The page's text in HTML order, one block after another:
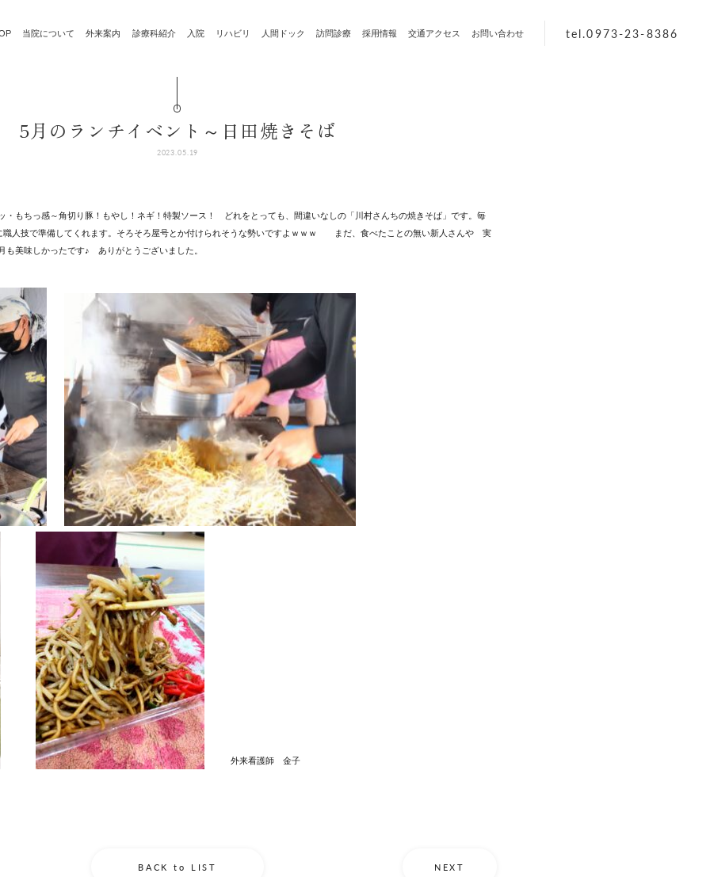
当院について 外来案内 診療科紹介 入院 リハビリ 人間ドック 訪問診療 採用情報 交通アクセス お問い合わせ tel.0973-23-8386
5月のランチイベント～日田焼きそば
2023.05.19
もちっ感～角切り豚！もやし！ネギ！特製ソース！ どれをとっても、間違いなしの「川村さんちの焼きそば」です。毎
人技で準備してくれます。そろそろ屋号とか付けられそうな勢いですよｗｗｗ まだ、食べたことの無い新人さんや 実
美味しかったです♪ ありがとうございました。
外来看護師 金子
BACK to LIST NEXT